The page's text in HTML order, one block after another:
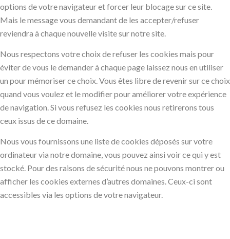
options de votre navigateur et forcer leur blocage sur ce site.
Mais le message vous demandant de les accepter/refuser
reviendra à chaque nouvelle visite sur notre site.
Nous respectons votre choix de refuser les cookies mais pour
éviter de vous le demander à chaque page laissez nous en utiliser
un pour mémoriser ce choix. Vous êtes libre de revenir sur ce choix
quand vous voulez et le modifier pour améliorer votre expérience
de navigation. Si vous refusez les cookies nous retirerons tous
ceux issus de ce domaine.
Nous vous fournissons une liste de cookies déposés sur votre
ordinateur via notre domaine, vous pouvez ainsi voir ce qui y est
stocké. Pour des raisons de sécurité nous ne pouvons montrer ou
afficher les cookies externes d’autres domaines. Ceux-ci sont
accessibles via les options de votre navigateur.